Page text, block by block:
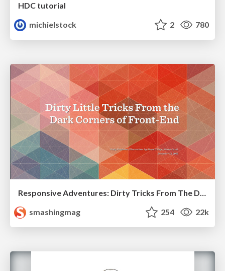
HDC tutorial
michielstock
2 780
Responsive Adventures: Dirty Tricks From The Dark Corners of Front-End
smashingmag
254 22k